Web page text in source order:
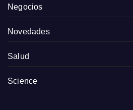
Negocios
Novedades
Salud
Science